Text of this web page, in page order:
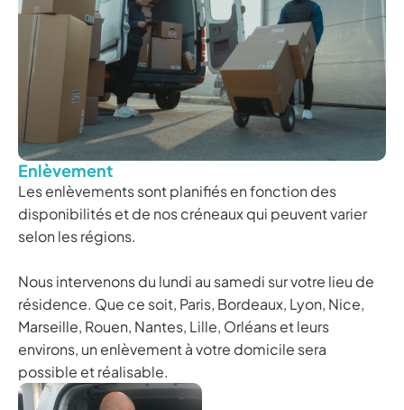
Enlèvement
Les enlèvements sont planifiés en fonction des
disponibilités et de nos créneaux qui peuvent varier
selon les régions.
Nous intervenons du lundi au samedi sur votre lieu de
résidence. Que ce soit, Paris, Bordeaux, Lyon, Nice,
Marseille, Rouen, Nantes, Lille, Orléans et leurs
environs, un enlèvement à votre domicile sera
possible et réalisable.